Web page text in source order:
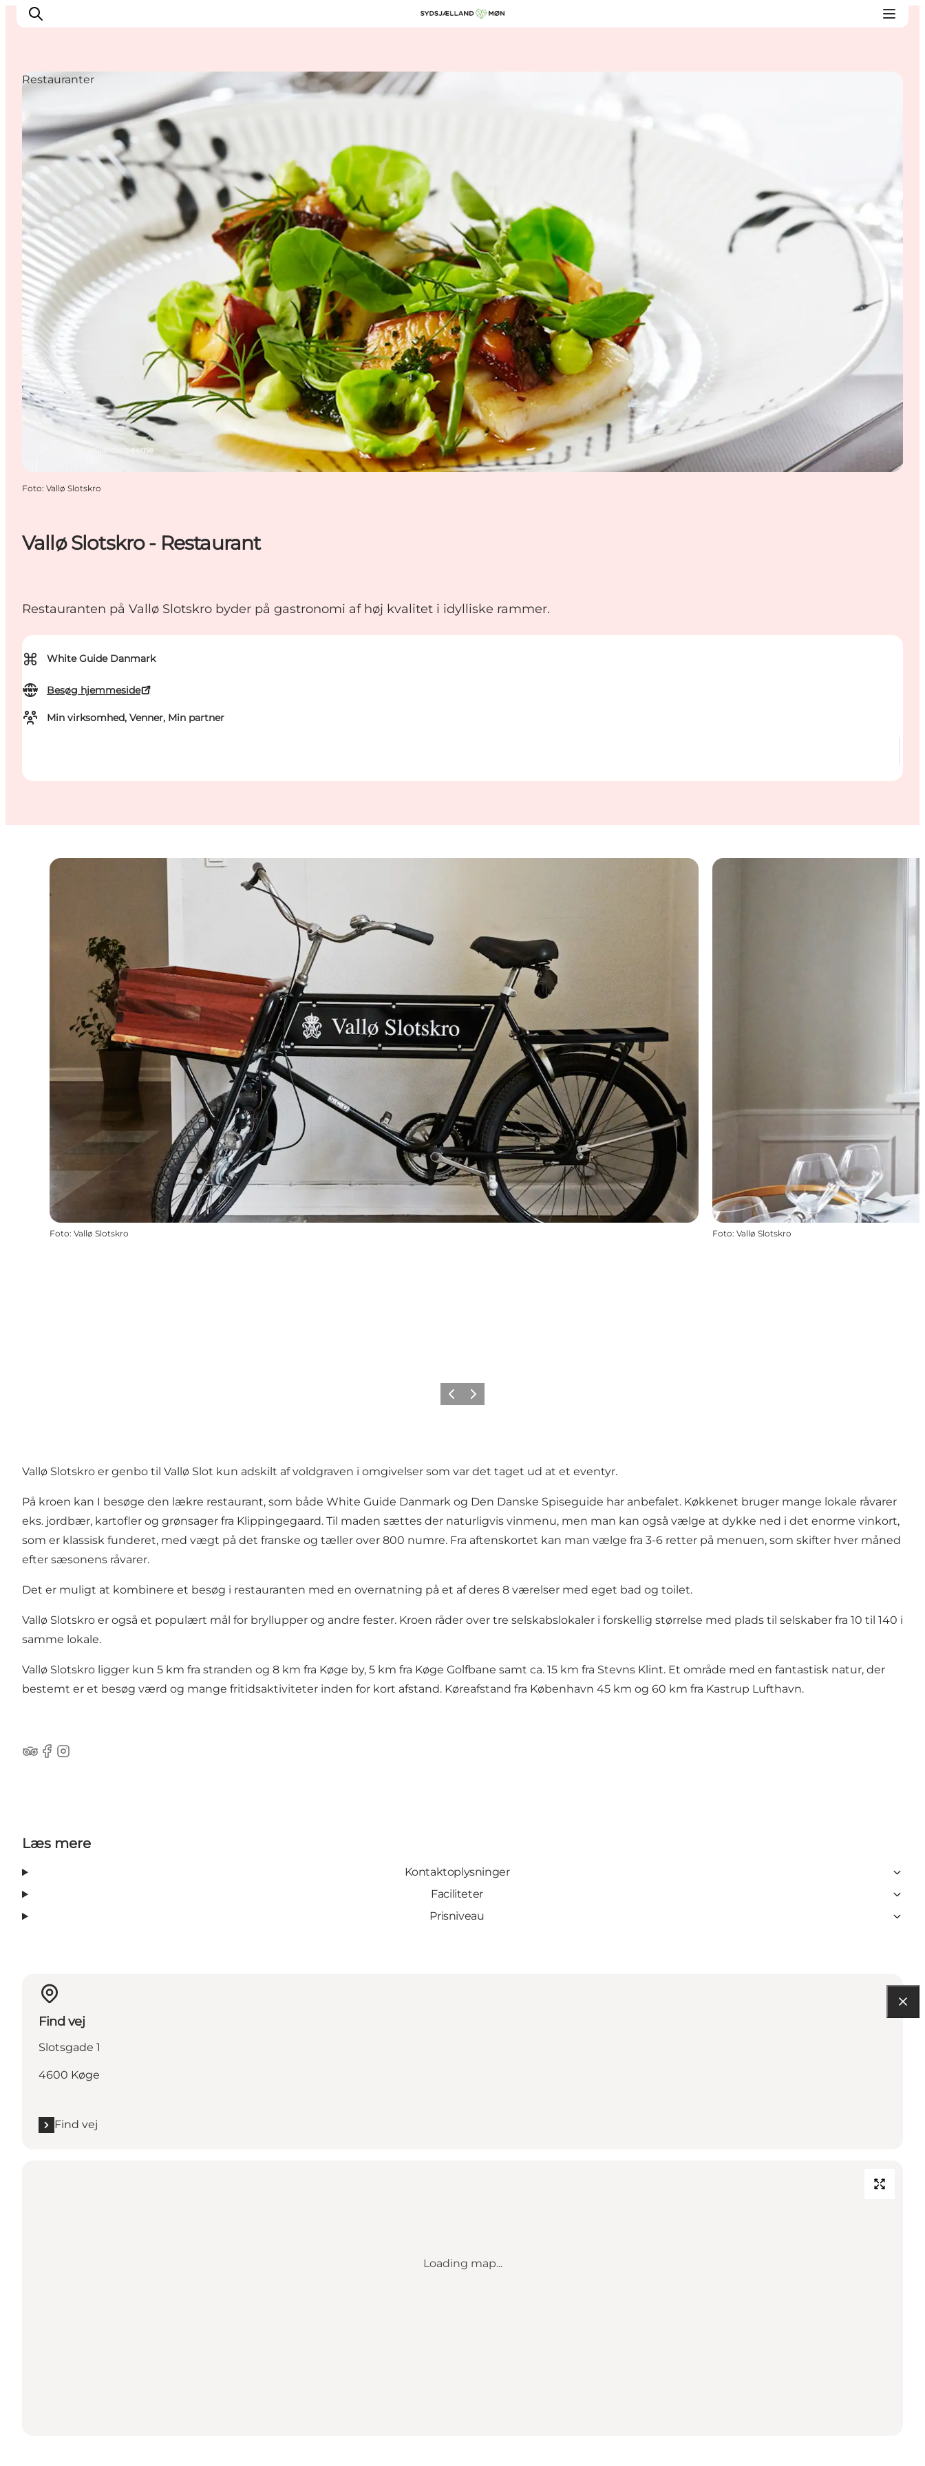
Oplev
Byer og steder
Events
Spis
Overnat
Planlæg din tur
Vallø Slotskro - Restaurant
Restauranten på Vallø Slotskro byder på gastronomi af høj kvalitet i idylliske rammer.
⌘ White Guide Danmark
Besøg hjemmeside
Min virksomhed, Venner, Min partner
Vallø, Sydsjælland og øerne
Restauranter
Foto: Vallø Slotskro
Foto: Vallø Slotskro Foto: Vallø Slotskro
ForrigeNæste
Vallø Slotskro er genbo til Vallø Slot kun adskilt af voldgraven i omgivelser som var det taget ud at et eventyr.
På kroen kan I besøge den lækre restaurant, som både White Guide Danmark og Den Danske Spiseguide har anbefalet. Køkkenet bruger mange lokale råvarer
eks. jordbær, kartofler og grønsager fra Klippingegaard. Til maden sættes der naturligvis vinmenu, men man kan også vælge at dykke ned i det enorme vinkort,
som er klassisk funderet, med vægt på det franske og tæller over 800 numre. Fra aftenskortet kan man vælge fra 3-6 retter på menuen, som skifter hver måned
efter sæsonens råvarer.
Det er muligt at kombinere et besøg i restauranten med en overnatning på et af deres 8 værelser med eget bad og toilet.
Vallø Slotskro er også et populært mål for bryllupper og andre fester. Kroen råder over tre selskabslokaler i forskellig størrelse med plads til selskaber fra 10 til 140 i
samme lokale.
Vallø Slotskro ligger kun 5 km fra stranden og 8 km fra Køge by, 5 km fra Køge Golfbane samt ca. 15 km fra Stevns Klint. Et område med en fantastisk natur, der
bestemt er et besøg værd og mange fritidsaktiviteter inden for kort afstand. Køreafstand fra København 45 km og 60 km fra Kastrup Lufthavn.
Tripadvisor
Facebook
Instagram
Læs mere
Kontaktoplysninger
Faciliteter
Prisniveau
Find vej
Slotsgade 1
4600 Køge
Find vej
Loading map...